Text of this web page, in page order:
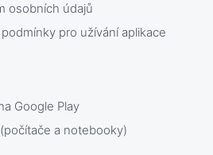
osobních údajů
pro užívání aplikace
Google Play
a notebooky)